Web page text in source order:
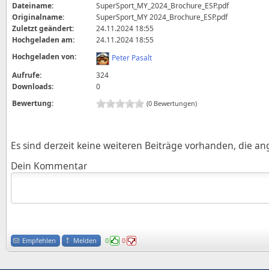
Dateiname:
SuperSport_MY_2024_Brochure_ESP.pdf
Originalname:
SuperSport_MY 2024_Brochure_ESP.pdf
Zuletzt geändert:
24.11.2024 18:55
Hochgeladen am:
24.11.2024 18:55
Hochgeladen von:
Peter Pasalt
Aufrufe:
324
Downloads:
0
Bewertung:
(0 Bewertungen)
Es sind derzeit keine weiteren Beiträge vorhanden, die
Dein Kommentar
Empfehlen Melden 0 0